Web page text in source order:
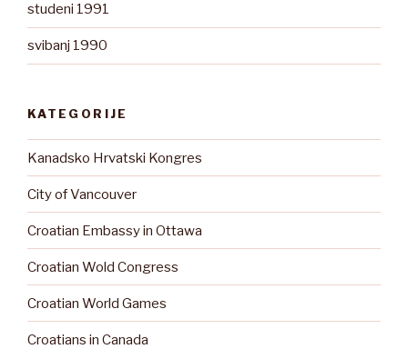
studeni 1991
svibanj 1990
KATEGORIJE
Kanadsko Hrvatski Kongres
City of Vancouver
Croatian Embassy in Ottawa
Croatian Wold Congress
Croatian World Games
Croatians in Canada